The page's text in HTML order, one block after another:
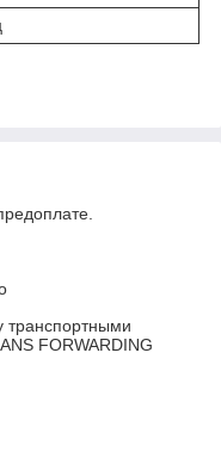
транспортными
FORWARDING